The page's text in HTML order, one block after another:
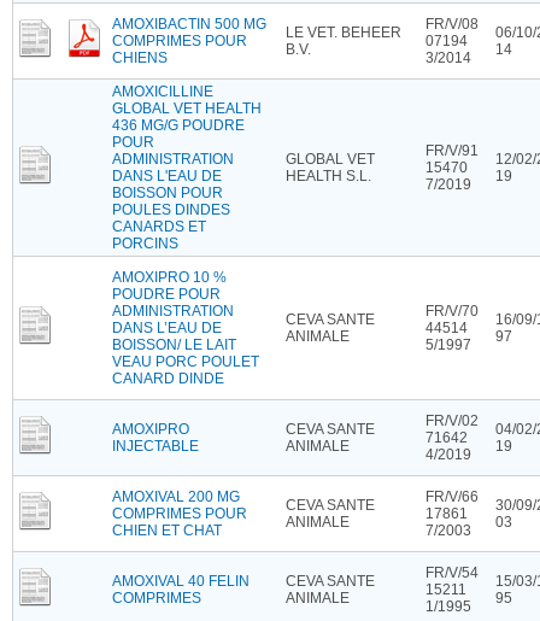
AMOXIBACTIN 500 MG
COMPRIMES POUR
CHIENS
LE VET. BEHEER
B.V.
FR/V/08
07194
3/2014
06/10/
14
AMOXICILLINE
GLOBAL VET HEALTH
436 MG/G POUDRE
POUR
ADMINISTRATION
DANS L'EAU DE
BOISSON POUR
POULES DINDES
CANARDS ET
PORCINS
GLOBAL VET
HEALTH S.L.
FR/V/91
15470
7/2019
12/02/
19
AMOXIPRO 10 %
POUDRE POUR
ADMINISTRATION
DANS L’EAU DE
BOISSON/ LE LAIT
VEAU PORC POULET
CANARD DINDE
CEVA SANTE
ANIMALE
FR/V/70
44514
5/1997
16/09/
97
AMOXIPRO
INJECTABLE
CEVA SANTE
ANIMALE
FR/V/02
71642
4/2019
04/02/
19
AMOXIVAL 200 MG
COMPRIMES POUR
CHIEN ET CHAT
CEVA SANTE
ANIMALE
FR/V/66
17861
7/2003
30/09/
03
AMOXIVAL 40 FELIN
COMPRIMES
CEVA SANTE
ANIMALE
FR/V/54
15211
1/1995
15/03/
95